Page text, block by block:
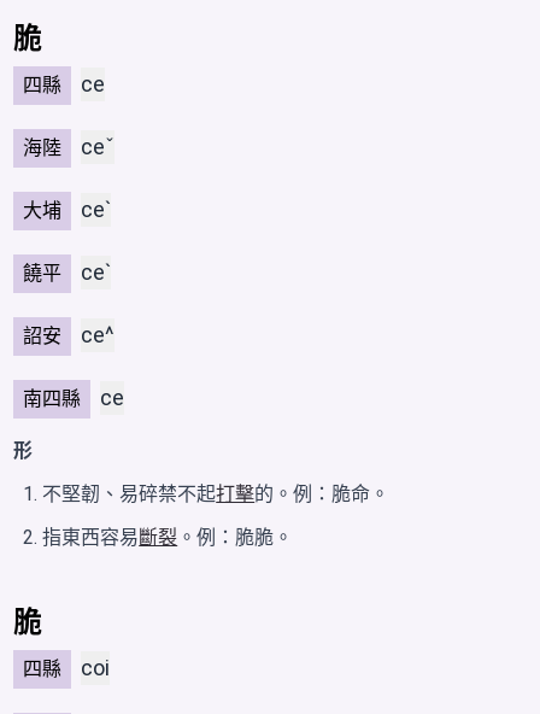
脆
四縣 ce
海陸 ceˇ
大埔 ceˋ
饒平 ceˋ
詔安 ce^
南四縣 ce
形
不堅韌、易碎禁不起打擊的。例：脆命。
指東西容易斷裂 。例：脆脆。
脆
四縣 coi